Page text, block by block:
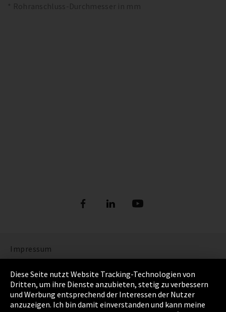
* Rohranschluss-Durchmesser in mm
Impressum
Datenschutz
Cookie Einstellungen
AGB
Diese Seite nutzt Website Tracking-Technologien von
Dritten, um ihre Dienste anzubieten, stetig zu verbessern
und Werbung entsprechend der Interessen der Nutzer
anzuzeigen. Ich bin damit einverstanden und kann meine